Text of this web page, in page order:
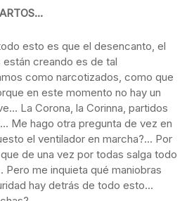
esto es que el desencanto, el
creando es de tal
como narcotizados, como que
en este momento no hay un
La Corona, la Corinna, partidos
Me hago otra pregunta de vez en
el ventilador en marcha?… Por
de una vez por todas salga todo
me inquieta qué maniobras
hay detrás de todo esto…